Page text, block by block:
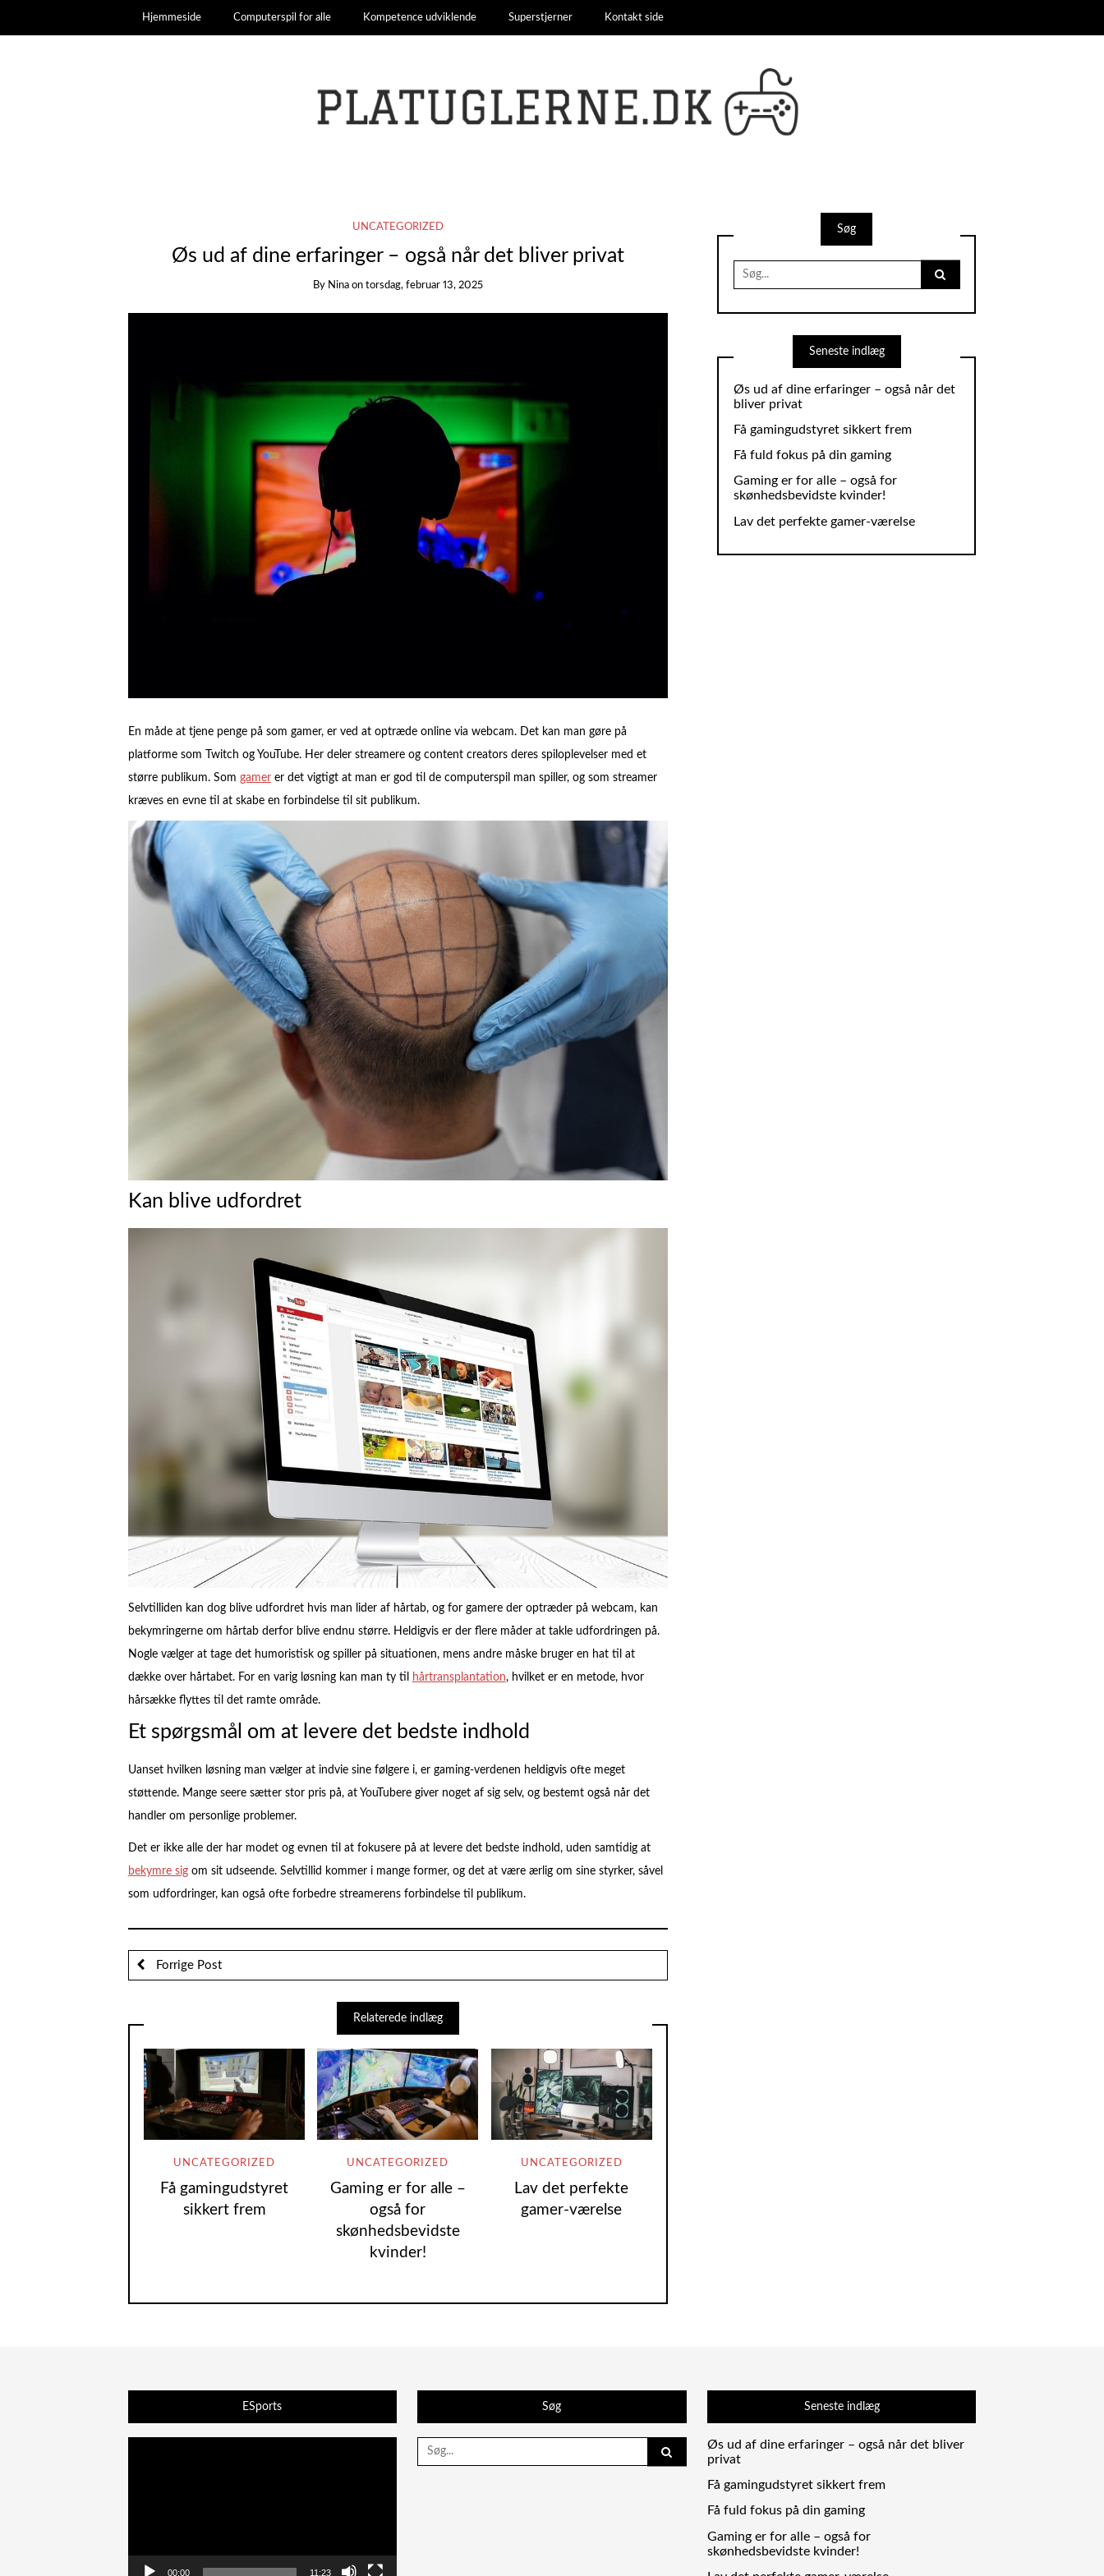
Hjemmeside Computerspil for alle Kompetence udviklende Superstjerner Kontakt side
UNCATEGORIZED
Øs ud af dine erfaringer – også når det bliver privat
By Nina on torsdag, februar 13, 2025
En måde at tjene penge på som gamer, er ved at optræde online via webcam. Det kan man gøre på
platforme som Twitch og YouTube. Her deler streamere og content creators deres spiloplevelser med et
større publikum. Som gamerer det vigtigt at man er god til de computerspil man spiller, og som streamer
kræves en evne til at skabe en forbindelse til sit publikum.
Kan blive udfordret
Selvtilliden kan dog blive udfordret hvis man lider af hårtab, og for gamere der optræder på webcam, kan
bekymringerne om hårtab derfor blive endnu større. Heldigvis er der flere måder at takle udfordringen på.
Nogle vælger at tage det humoristisk og spiller på situationen, mens andre måske bruger en hat til at
dække over hårtabet. For en varig løsning kan man ty til
hårtransplantation, hvilket er en metode, hvor
hårsække flyttes til det ramte område.
Et spørgsmål om at levere det bedste indhold
Uanset hvilken løsning man vælger at indvie sine følgere i, er gaming-verdenen heldigvis ofte meget
støttende. Mange seere sætter stor pris på, at YouTubere giver noget af sig selv, og bestemt også når det
handler om personlige problemer.
Det er ikke alle der har modet og evnen til at fokusere på at levere det bedste indhold, uden samtidig at
bekymre sigom sit udseende. Selvtillid kommer i mange former, og det at være ærlig om sine styrker, såvel
som udfordringer, kan også ofte forbedre streamerens forbindelse til publikum.
Forrige Post
Relaterede indlæg
UNCATEGORIZED
Få gamingudstyret
sikkert frem
UNCATEGORIZED
Gaming er for alle –
også for
skønhedsbevidste
kvinder!
UNCATEGORIZED
Lav det perfekte
gamer-værelse
Søg
for:
Seneste indlæg
Øs ud af dine erfaringer – også når det
bliver privat
Få gamingudstyret sikkert frem
Få fuld fokus på din gaming
Gaming er for alle – også for
skønhedsbevidste kvinder!
Lav det perfekte gamer-værelse
ESports
00:00 11:23
Søg
Search
for:
Seneste indlæg
Øs ud af dine erfaringer – også når det bliver
privat
Få gamingudstyret sikkert frem
Få fuld fokus på din gaming
Gaming er for alle – også for
skønhedsbevidste kvinder!